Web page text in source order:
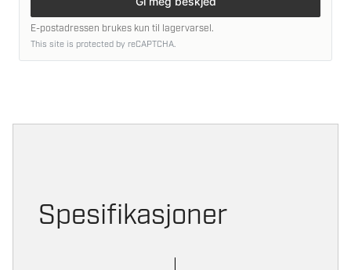
E-postadressen brukes kun til lagervarsel.
This site is protected by reCAPTCHA.
Spesifikasjoner